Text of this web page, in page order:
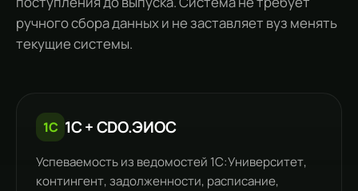
ручного сбора данных и не заставляет вуз менять
текущие системы.
1С 1С + CDO.ЭИОС
Успеваемость из ведомостей 1С:Университет,
контингент, задолженности, расписание,